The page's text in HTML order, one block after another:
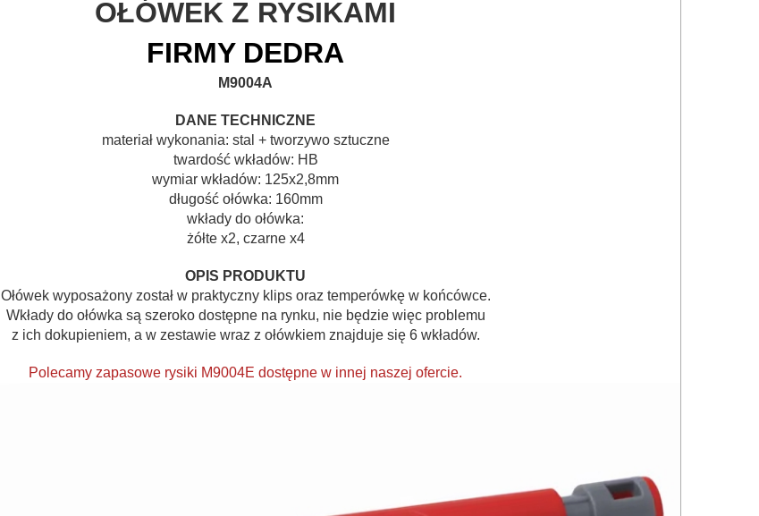
OŁÓWEK Z RYSIKAMI
FIRMY DEDRA
M9004A
DANE TECHNICZNE
materiał wykonania: stal + tworzywo sztuczne
twardość wkładów: HB
wymiar wkładów: 125x2,8mm
długość ołówka: 160mm
wkłady do ołówka:
żółte x2, czarne x4
OPIS PRODUKTU
Ołówek wyposażony został w praktyczny klips oraz temperówkę w końcówce.
Wkłady do ołówka są szeroko dostępne na rynku, nie będzie więc problemu
z ich dokupieniem, a w zestawie wraz z ołówkiem znajduje się 6 wkładów.
Polecamy zapasowe rysiki M9004E dostępne w innej naszej ofercie.